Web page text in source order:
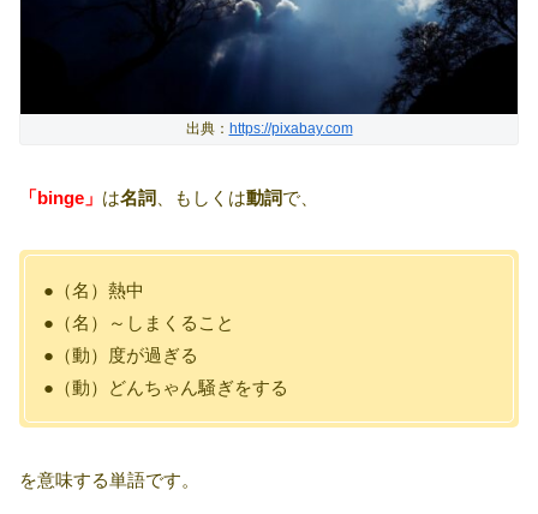
出典： https://pixabay.com
「binge」 は名詞 、もしくは動詞で、
●（名）熱中
●（名）～しまくること
●（動）度が過ぎる
●（動）どんちゃん騒ぎをする
を意味する単語です。